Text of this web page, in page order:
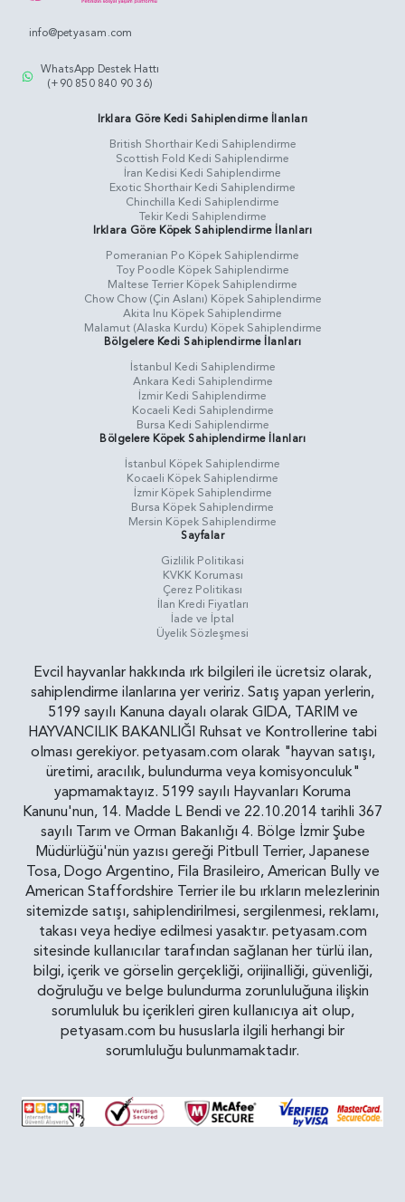
info@petyasam.com
WhatsApp Destek Hattı
(+90 850 840 90 36)
Irklara Göre Kedi Sahiplendirme İlanları
British Shorthair Kedi Sahiplendirme
Scottish Fold Kedi Sahiplendirme
İran Kedisi Kedi Sahiplendirme
Exotic Shorthair Kedi Sahiplendirme
Chinchilla Kedi Sahiplendirme
Tekir Kedi Sahiplendirme
Irklara Göre Köpek Sahiplendirme İlanları
Pomeranian Po Köpek Sahiplendirme
Toy Poodle Köpek Sahiplendirme
Maltese Terrier Köpek Sahiplendirme
Chow Chow (Çin Aslanı) Köpek Sahiplendirme
Akita Inu Köpek Sahiplendirme
Malamut (Alaska Kurdu) Köpek Sahiplendirme
Bölgelere Kedi Sahiplendirme İlanları
İstanbul Kedi Sahiplendirme
Ankara Kedi Sahiplendirme
İzmir Kedi Sahiplendirme
Kocaeli Kedi Sahiplendirme
Bursa Kedi Sahiplendirme
Bölgelere Köpek Sahiplendirme İlanları
İstanbul Köpek Sahiplendirme
Kocaeli Köpek Sahiplendirme
İzmir Köpek Sahiplendirme
Bursa Köpek Sahiplendirme
Mersin Köpek Sahiplendirme
Sayfalar
Gizlilik Politikasi
KVKK Koruması
Çerez Politikası
İlan Kredi Fiyatları
İade ve İptal
Üyelik Sözleşmesi
Evcil hayvanlar hakkında ırk bilgileri ile ücretsiz olarak,
sahiplendirme ilanlarına yer veririz. Satış yapan yerlerin,
5199 sayılı Kanuna dayalı olarak GIDA, TARIM ve
HAYVANCILIK BAKANLIĞI Ruhsat ve Kontrollerine tabi
olması gerekiyor. petyasam.com olarak "hayvan satışı,
üretimi, aracılık, bulundurma veya komisyonculuk"
yapmamaktayız. 5199 sayılı Hayvanları Koruma
Kanunu'nun, 14. Madde L Bendi ve 22.10.2014 tarihli 367
sayılı Tarım ve Orman Bakanlığı 4. Bölge İzmir Şube
Müdürlüğü'nün yazısı gereği Pitbull Terrier, Japanese
Tosa, Dogo Argentino, Fila Brasileiro, American Bully ve
American Staffordshire Terrier ile bu ırkların melezlerinin
sitemizde satışı, sahiplendirilmesi, sergilenmesi, reklamı,
takası veya hediye edilmesi yasaktır. petyasam.com
sitesinde kullanıcılar tarafından sağlanan her türlü ilan,
bilgi, içerik ve görselin gerçekliği, orijinalliği, güvenliği,
doğruluğu ve belge bulundurma zorunluluğuna ilişkin
sorumluluk bu içerikleri giren kullanıcıya ait olup,
petyasam.com bu hususlarla ilgili herhangi bir
sorumluluğu bulunmamaktadır.